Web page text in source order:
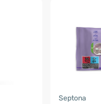
Septona